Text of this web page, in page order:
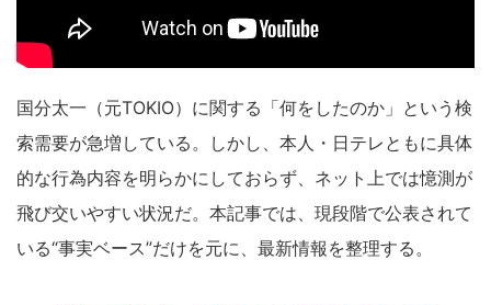
国分太一（元TOKIO）に関する「何をしたのか」という検
索需要が急増している。しかし、本人・日テレともに具体
的な行為内容を明らかにしておらず、ネット上では憶測が
飛び交いやすい状況だ。本記事では、現段階で公表されて
いる“事実ベース”だけを元に、最新情報を整理する。